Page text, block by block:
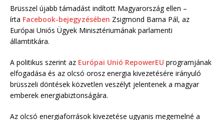
Brüsszel újabb támadást indított Magyarország ellen –
írta Facebook-bejegyzésében Zsigmond Barna Pál, az
Európai Uniós Ügyek Minisztériumának parlamenti
államtitkára.
A politikus szerint az Európai Unió RepowerEU programjának
elfogadása és az olcsó orosz energia kivezetésére irányuló
brüsszeli döntések közvetlen veszélyt jelentenek a magyar
emberek energiabiztonságára.
Az olcsó energiaforrások kivezetése ugyanis megemelné a